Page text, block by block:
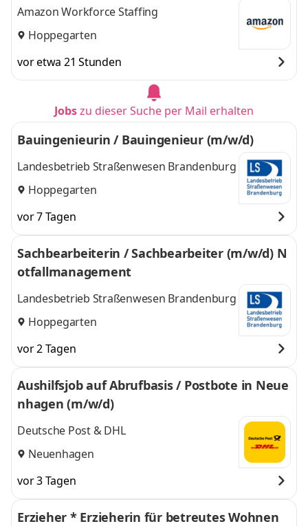
Amazon Workforce Staffing
Hoppegarten
vor etwa 21 Stunden
Jobszu dieser Suche per Mail erhalten
Bauingenieurin / Bauingenieur (m/w/d)
Landesbetrieb Straßenwesen Brandenburg
Hoppegarten
vor 7 Tagen
Sachbearbeiterin / Sachbearbeiter (m/w/d) N
otfallmanagement
Landesbetrieb Straßenwesen Brandenburg
Hoppegarten
vor 2 Tagen
Aushilfsjob auf Abrufbasis / Postbote in Neue
nhagen (m/w/d)
Deutsche Post & DHL
Neuenhagen
vor 3 Tagen
Erzieher * Erzieherin für betreutes Wohnen